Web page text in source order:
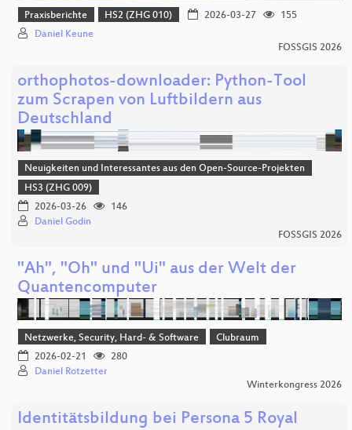
Praxisberichte HS2 (ZHG 010) 2026-03-27
155
Daniel Keune
FOSSGIS 2026
orthophotos-downloader: Python-Tool
zum Scrapen von Luftbildern aus
Deutschland
Neuigkeiten und Interessantes aus den Open-Source-Projekten
HS3 (ZHG 009)
2026-03-26
146
Daniel Godin
FOSSGIS 2026
"Ah", "Oh" und "Ui" aus der Welt der
Quantencomputer
Netzwerke, Security, Hard- & Software
Clubraum
2026-02-21
280
Daniel Rotzetter
Winterkongress 2026
Identitätsbildung bei Persona 5 Royal